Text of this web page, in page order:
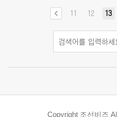
11 12 13
Copyright 조선비즈